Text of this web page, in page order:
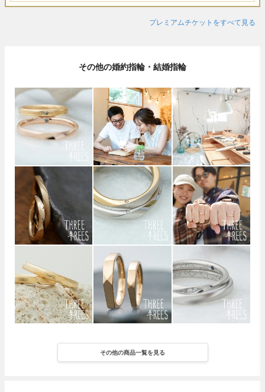
プレミアムチケットをすべて見る
その他の婚約指輪・結婚指輪
その他の商品一覧を見る